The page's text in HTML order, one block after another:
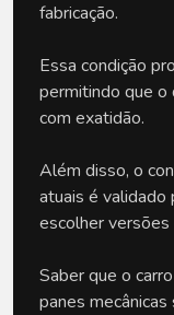
fabricação.
Essa condição
permitindo que o
com exatidão.
Além disso, o
atuais é
escolher
Saber que o
panes